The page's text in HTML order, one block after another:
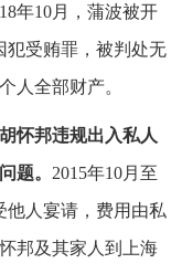
年10月，蒲波被开
犯受贿罪，被判处无
人全部财产。
怀邦违规出入私人
题。 2015年10月至
他人宴请，费用由私
邦及其家人到上海